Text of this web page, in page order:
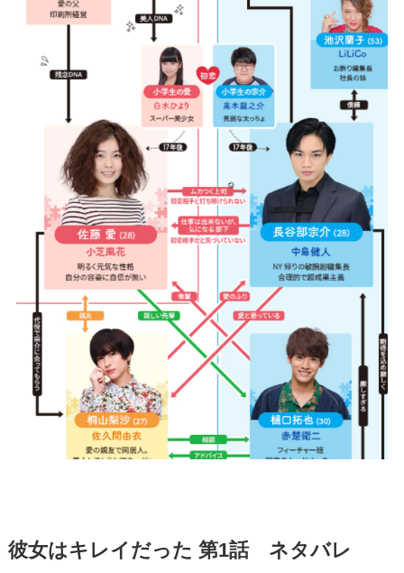
彼女はキレイだった 第1話 ネタバレ